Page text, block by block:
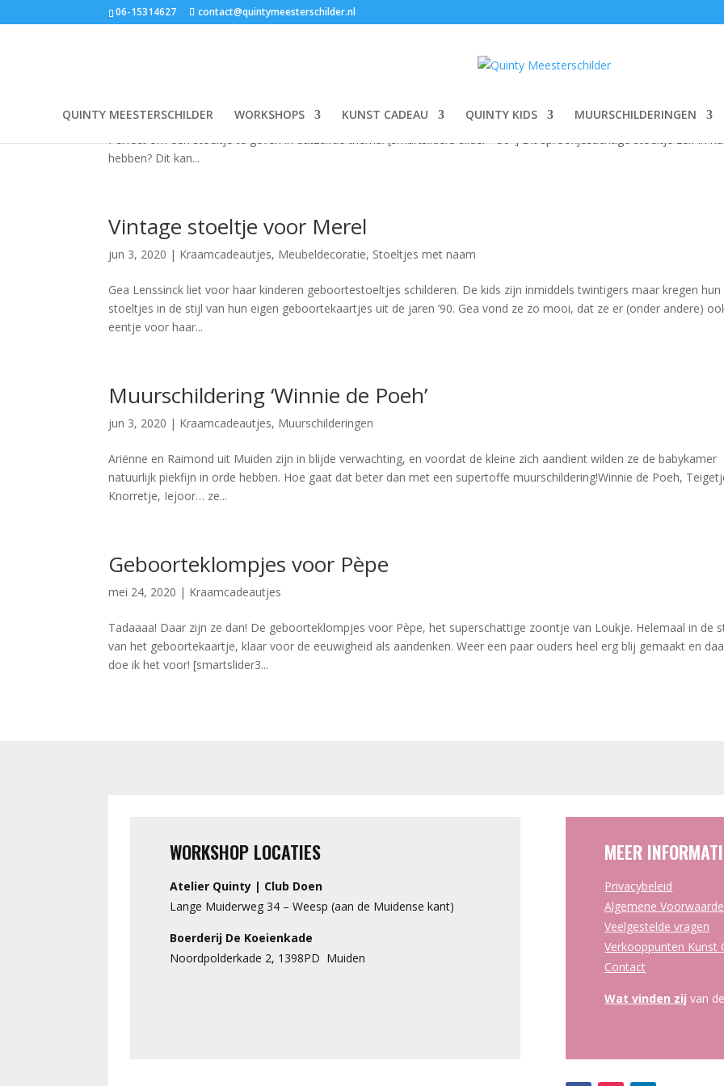
06-15314627 contact@quintymeesterschilder.nl
QUINTY MEESTERSCHILDER WORKSHOPS KUNST CADEAU QUINTY KIDS MUURSCHILDERINGEN
Een bijzonder sprookjesachtig geboortekaartje van Sieb, met bosdiertjes, paddestoelen en allerlei supermooie details.
Perfect om een stoeltje te geven in datzelfde thema! [smartslider3 slider=”50″] Dit sprookjesachtige stoeltje zelf in
hebben? Dit kan...
Vintage stoeltje voor Merel
jun 3, 2020 | Kraamcadeautjes, Meubeldecoratie, Stoeltjes met naam
Gea Lenssinck liet voor haar kinderen geboortestoeltjes schilderen. De kids zijn inmiddels twintigers maar kregen hun
stoeltjes in de stijl van hun eigen geboortekaartjes uit de jaren ’90. Gea vond ze zo mooi, dat ze er (onder andere)
eentje voor haar...
Muurschildering ‘Winnie de Poeh’
jun 3, 2020 | Kraamcadeautjes, Muurschilderingen
Ariënne en Raimond uit Muiden zijn in blijde verwachting, en voordat de kleine zich aandient wilden ze de babykamer
natuurlijk piekfijn in orde hebben. Hoe gaat dat beter dan met een supertoffe muurschildering!Winnie de Poeh,
Knorretje, Iejoor… ze...
Geboorteklompjes voor Pèpe
mei 24, 2020 | Kraamcadeautjes
Tadaaaa! Daar zijn ze dan! De geboorteklompjes voor Pèpe, het superschattige zoontje van Loukje. Helemaal in de
van het geboortekaartje, klaar voor de eeuwigheid als aandenken. Weer een paar ouders heel erg blij gemaakt en
doe ik het voor! [smartslider3...
WORKSHOP LOCATIES
Atelier Quinty | Club Doen
Lange Muiderweg 34 – Weesp (aan de Muidense kant)
Boerderij De Koeienkade
Noordpolderkade 2, 1398PD Muiden
MEER
Privacybeleid
Algemene
Veelgestelde vragen
Verkooppunten Kunst
Contact
Wat vinden zij van